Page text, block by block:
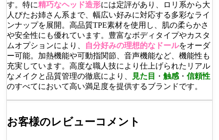
す。特に精巧なヘッド造形には定評があり、ロリ系から大
人びたお姉さん系まで、幅広い好みに対応する多彩なライ
ンナップを展開。高品質TPE素材を使用し、肌の柔らかさ
や安全性にも優れています。豊富なボディタイプやカスタ
ムオプションにより、
自分好みの理想的なドールをオーダ
ー可能。加熱機能や可動指関節、音声機能など、機能性も
充実しています。高度な職人技により仕上げられたリアル
なメイクと品質管理の徹底により、
見た目 ・ 触感 ・ 信頼性
のすべてにおいて高い満足度を提供するブランドです。
お客様のレビューコメント